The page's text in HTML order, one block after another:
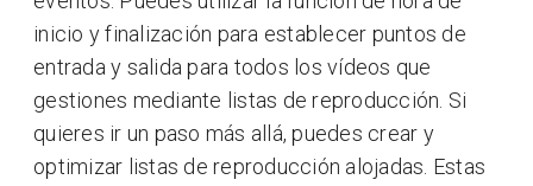
inicio y finalización para establecer puntos de
entrada y salida para todos los vídeos que
gestiones mediante listas de reproducción. Si
quieres ir un paso más allá, puedes crear y
optimizar listas de reproducción alojadas. Estas